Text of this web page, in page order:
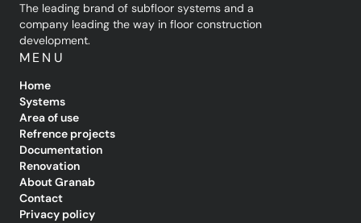
The leading brand of subfloor systems and a
company leading the way in floor construction
development.
MENU
Home
Systems
Area of use
Refrence projects
Documentation
Renovation
About Granab
Contact
Privacy policy